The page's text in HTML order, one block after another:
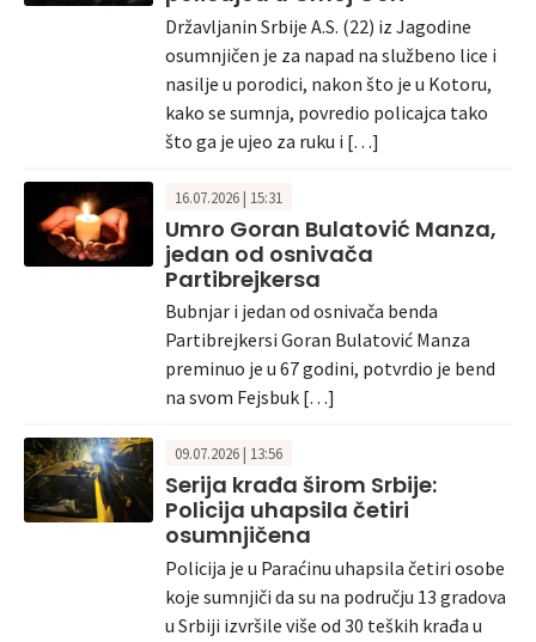
Državljanin Srbije A.S. (22) iz Jagodine
osumnjičen je za napad na službeno lice i
nasilje u porodici, nakon što je u Kotoru,
kako se sumnja, povredio policajca tako
što ga je ujeo za ruku i […]
16.07.2026 | 15:31
Umro Goran Bulatović Manza,
jedan od osnivača
Partibrejkersa
Bubnjar i jedan od osnivača benda
Partibrejkersi Goran Bulatović Manza
preminuo je u 67 godini, potvrdio je bend
na svom Fejsbuk […]
09.07.2026 | 13:56
Serija krađa širom Srbije:
Policija uhapsila četiri
osumnjičena
Policija je u Paraćinu uhapsila četiri osobe
koje sumnjiči da su na području 13 gradova
u Srbiji izvršile više od 30 teških krađa u